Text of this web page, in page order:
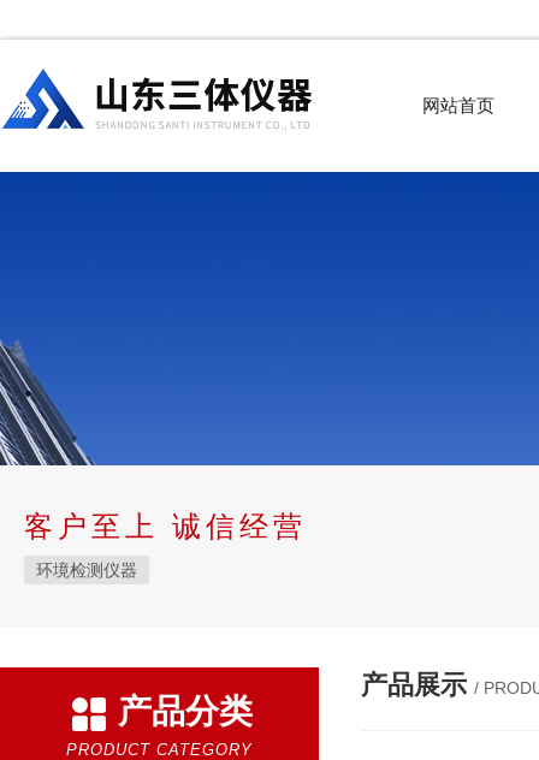
网站首页
客户至上 诚信经营
环境检测仪器
产品分类
PRODUCT CATEGORY
产品展示 /